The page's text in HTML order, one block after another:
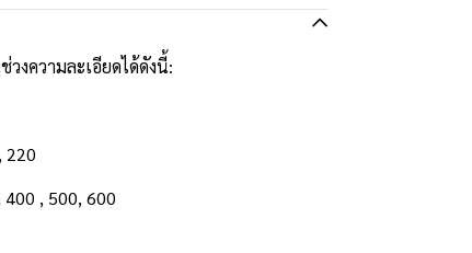
งความละเอียดได้ดังนี้:
220
, 500, 600